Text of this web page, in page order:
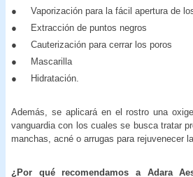
● Vaporización para la fácil apertura de
● Extracción de puntos negros
● Cauterización para cerrar los poros
● Mascarilla
● Hidratación.
Además, se aplicará en el rostro una
vanguardia con los cuales se busca tratar
manchas, acné o arrugas para rejuvenecer
¿Por qué recomendamos a Adara